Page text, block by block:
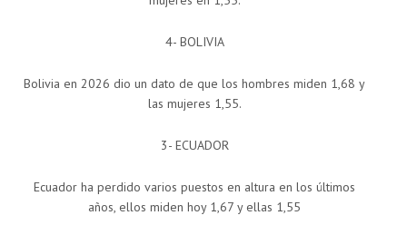
4- BOLIVIA
Bolivia en 2026 dio un dato de que los hombres miden 1,68 y
las mujeres 1,55.
3- ECUADOR
Ecuador ha perdido varios puestos en altura en los últimos
años, ellos miden hoy 1,67 y ellas 1,55